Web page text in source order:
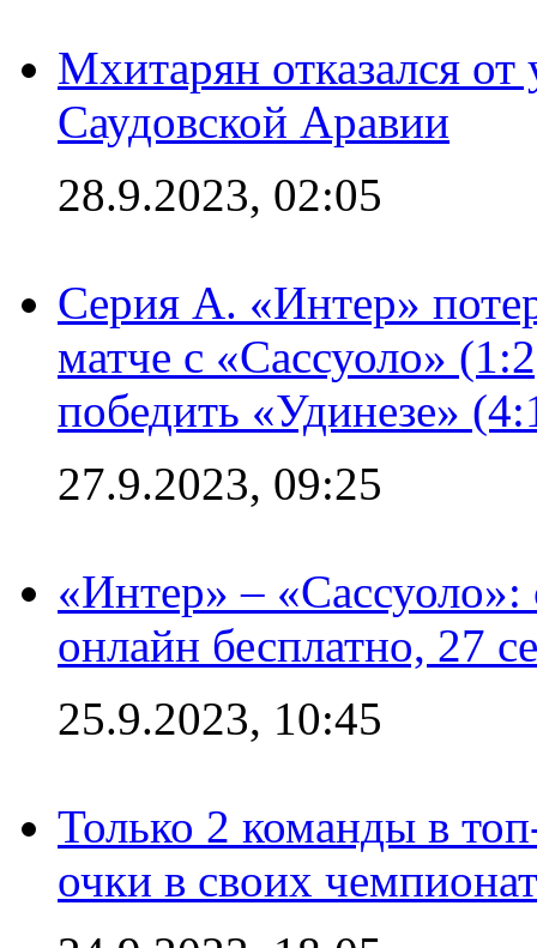
Мхитарян отказался от
Саудовской Аравии
28.9.2023, 02:05
Серия А. «Интер»
матче с «Сассуоло»
победить «Удинезе»
27.9.2023, 09:25
«Интер» –
онлайн бесплатно, 27
25.9.2023, 10:45
Только 2 команды в
очки в своих